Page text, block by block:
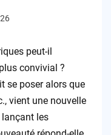
peut-il
convivial ?
se poser alors que
vient une nouvelle
les